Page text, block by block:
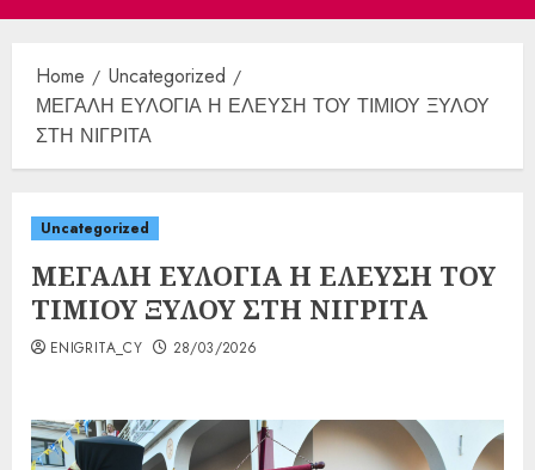
Home
Uncategorized
ΜΕΓΑΛΗ ΕΥΛΟΓΙΑ Η ΕΛΕΥΣΗ ΤΟΥ ΤΙΜΙΟΥ ΞΥΛΟΥ
ΣΤΗ ΝΙΓΡΙΤΑ
Uncategorized
ΜΕΓΑΛΗ ΕΥΛΟΓΙΑ Η ΕΛΕΥΣΗ ΤΟΥ
ΤΙΜΙΟΥ ΞΥΛΟΥ ΣΤΗ ΝΙΓΡΙΤΑ
ENIGRITA_CY 28/03/2026